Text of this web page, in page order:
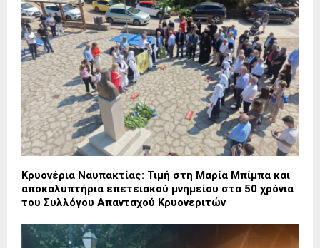
Κρυονέρια Ναυπακτίας: Τιμή στη Μαρία Μπίμπα και
αποκαλυπτήρια επετειακού μνημείου στα 50 χρόνια
του Συλλόγου Απανταχού Κρυονεριτών